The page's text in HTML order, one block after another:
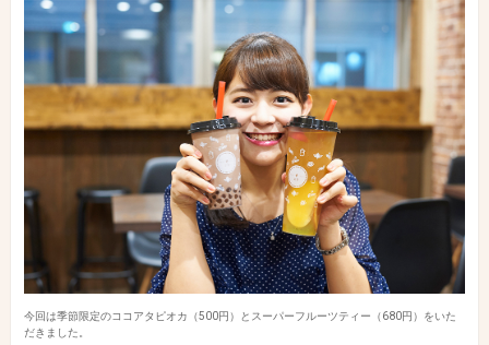
今回は季節限定のココアタピオカ（500円）とスーパーフルーツティー（680円）をいた
だきました。